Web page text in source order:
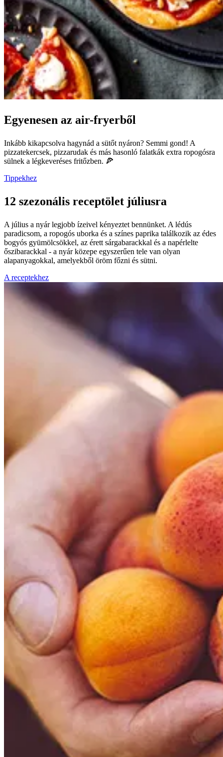
Egyenesen az air-fryerből
Inkább kikapcsolva hagynád a sütőt nyáron? Semmi gond! A
pizzatekercsek, pizzarudak és más hasonló falatkák extra ropogósra
sülnek a légkeveréses fritőzben. 🍕
Tippekhez
12 szezonális receptölet júliusra
A július a nyár legjobb ízeivel kényeztet bennünket. A lédús
paradicsom, a ropogós uborka és a színes paprika találkozik az édes
bogyós gyümölcsökkel, az érett sárgabarackkal és a napérlelte
őszibarackkal - a nyár közepe egyszerűen tele van olyan
alapanyagokkal, amelyekből öröm főzni és sütni.
A receptekhez